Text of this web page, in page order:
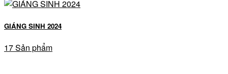
GIÁNG SINH 2024
17 Sản phẩm